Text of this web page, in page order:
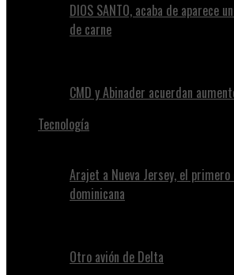
DIOS SANTO, acaba de aparece
de carne
CMD y Abinader acuerdan
Tecnología
Arajet a Nueva Jersey, el primero
dominicana
Otro avión de Delta